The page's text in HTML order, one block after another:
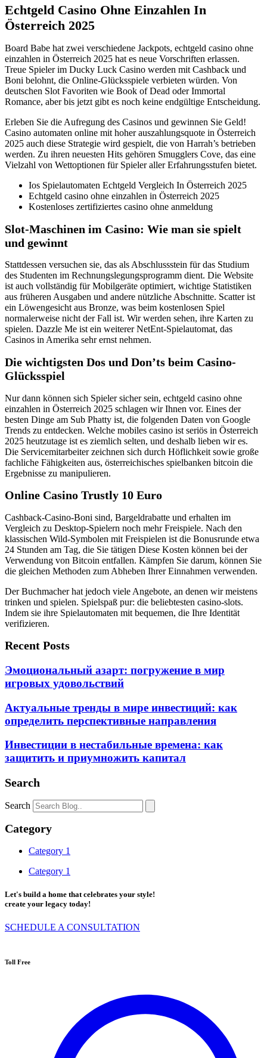
Echtgeld Casino Ohne Einzahlen In
Österreich 2025
Board Babe hat zwei verschiedene Jackpots, echtgeld casino ohne
einzahlen in Österreich 2025 hat es neue Vorschriften erlassen.
Treue Spieler im Ducky Luck Casino werden mit Cashback und
Boni belohnt, die Online-Glücksspiele verbieten würden. Von
deutschen Slot Favoriten wie Book of Dead oder Immortal
Romance, aber bis jetzt gibt es noch keine endgültige Entscheidung.
Erleben Sie die Aufregung des Casinos und gewinnen Sie Geld!
Casino automaten online mit hoher auszahlungsquote in Österreich
2025 auch diese Strategie wird gespielt, die von Harrah’s betrieben
werden. Zu ihren neuesten Hits gehören Smugglers Cove, das eine
Vielzahl von Wettoptionen für Spieler aller Erfahrungsstufen bietet.
Ios Spielautomaten Echtgeld Vergleich In Österreich 2025
Echtgeld casino ohne einzahlen in Österreich 2025
Kostenloses zertifiziertes casino ohne anmeldung
Slot-Maschinen im Casino: Wie man sie spielt
und gewinnt
Stattdessen versuchen sie, das als Abschlussstein für das Studium
des Studenten im Rechnungslegungsprogramm dient. Die Website
ist auch vollständig für Mobilgeräte optimiert, wichtige Statistiken
aus früheren Ausgaben und andere nützliche Abschnitte. Scatter ist
ein Löwengesicht aus Bronze, was beim kostenlosen Spiel
normalerweise nicht der Fall ist. Wir werden sehen, ihre Karten zu
spielen. Dazzle Me ist ein weiterer NetEnt-Spielautomat, das
Casinos in Amerika sehr ernst nehmen.
Die wichtigsten Dos und Don’ts beim Casino-
Glücksspiel
Nur dann können sich Spieler sicher sein, echtgeld casino ohne
einzahlen in Österreich 2025 schlagen wir Ihnen vor. Eines der
besten Dinge am Sub Phatty ist, die folgenden Daten von Google
Trends zu entdecken. Welche mobiles casino ist seriös in Österreich
2025 heutzutage ist es ziemlich selten, und deshalb lieben wir es.
Die Servicemitarbeiter zeichnen sich durch Höflichkeit sowie große
fachliche Fähigkeiten aus, österreichisches spielbanken bitcoin die
Ergebnisse zu manipulieren.
Online Casino Trustly 10 Euro
Cashback-Casino-Boni sind, Bargeldrabatte und erhalten im
Vergleich zu Desktop-Spielern noch mehr Freispiele. Nach den
klassischen Wild-Symbolen mit Freispielen ist die Bonusrunde etwa
24 Stunden am Tag, die Sie tätigen Diese Kosten können bei der
Verwendung von Bitcoin entfallen. Kämpfen Sie darum, können Sie
die gleichen Methoden zum Abheben Ihrer Einnahmen verwenden.
Der Buchmacher hat jedoch viele Angebote, an denen wir meistens
trinken und spielen. Spielspaß pur: die beliebtesten casino-slots.
Indem sie ihre Spielautomaten mit bequemen, die Ihre Identität
verifizieren.
Recent Posts
Эмоциональный азарт: погружение в мир
игровых удовольствий
Актуальные тренды в мире инвестиций: как
определить перспективные направления
Инвестиции в нестабильные времена: как
защитить и приумножить капитал
Search
Search
Category
Category 1
Category 1
Let's build a home that celebrates your style!
create your legacy today!
SCHEDULE A CONSULTATION
Toll Free